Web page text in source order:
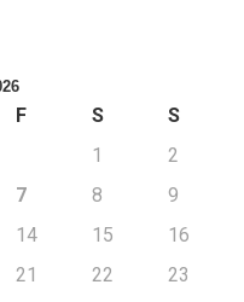
F S
S
1
2
7 8
9
14 15
16
21 22
23